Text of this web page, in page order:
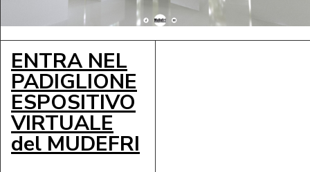
ENTRA NEL
PADIGLIONE
ESPOSITIVO
VIRTUALE
del MUDEFRI